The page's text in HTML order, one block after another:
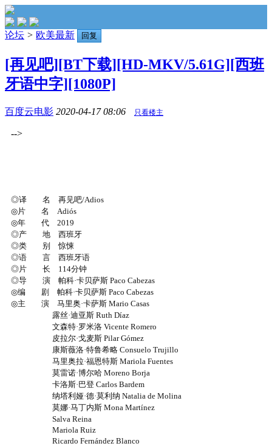
论坛 > 欧美最新 回复
[再见吧][BT下载][HD-MKV/5.61G][西班
牙语中字][1080P]
百度云电影 2020-04-17 08:06 只看楼主
-->
◎译 名 再见吧/Adios
◎片 名 Adiós
◎年 代 2019
◎产 地 西班牙
◎类 别 惊悚
◎语 言 西班牙语
◎片 长 114分钟
◎导 演 帕科·卡贝萨斯 Paco Cabezas
◎编 剧 帕科·卡贝萨斯 Paco Cabezas
◎主 演 马里奥·卡萨斯 Mario Casas
露丝·迪亚斯 Ruth Díaz
文森特·罗米洛 Vicente Romero
皮拉尔·戈麦斯 Pilar Gómez
康斯薇洛·特鲁希略 Consuelo Trujillo
马里奥拉·福恩特斯 Mariola Fuentes
莫雷诺·博尔哈 Moreno Borja
卡洛斯·巴登 Carlos Bardem
纳塔利娅·德·莫利纳 Natalia de Molina
莫娜·马丁内斯 Mona Martínez
Salva Reina
Mariola Ruiz
Ricardo Fernández Blanco